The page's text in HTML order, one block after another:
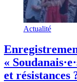
Actualité
«
et résistances